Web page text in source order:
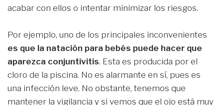
acabar con ellos o intentar minimizar los riesgos.
Por ejemplo, uno de los principales inconvenientes
es que la natación para bebés puede hacer que
aparezca conjuntivitis. Esta es producida por el
cloro de la piscina. No es alarmante en sí, pues es
una infección leve. No obstante, tenemos que
mantener la vigilancia y si vemos que el ojo está muy